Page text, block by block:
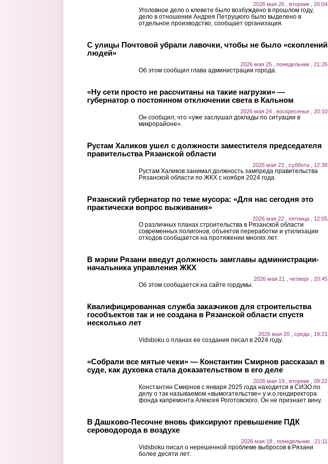
2026 мая 26 , вторник , 20:04
Уголовное дело о клевете было возбуждено в прошлом году,
дело в отношении Андрея Петруцкого было выделено в
отдельное производство, сообщает организация.
С улицы Почтовой убрали лавочки, чтобы не было «скоплений
людей»
2026 мая 25 , понедельник , 21:26
Об этом сообщил глава администрации города.
«Ну сети просто не рассчитаны на такие нагрузки» —
губернатор о постоянном отключении света в Кальном
2026 мая 24 , воскресенье , 20:10
Он сообщил, что «уже заслушал доклады по ситуации в
микрорайоне».
Рустам Халиков ушел с должности заместителя председателя
правительства Рязанской области
2026 мая 23 , суббота , 12:38
Рустам Халиков занимал должность зампреда правительства
Рязанской области по ЖКХ с ноября 2024 года.
Рязанский губернатор по теме мусора: «Для нас сегодня это
практически вопрос выживания»
2026 мая 22 , пятница , 12:05
О различных планах строительства в Рязанской области
современных полигонов, объектов переработки и утилизации
отходов сообщается на протяжении многих лет.
В мэрии Рязани введут должность замглавы администрации-
начальника управления ЖКХ
2026 мая 21 , четверг , 20:45
Об этом сообщается на сайте гордумы.
Квалифицированная служба заказчиков для строительства
гособъектов так и не создана в Рязанской области спустя
несколько лет
2026 мая 20 , среда , 19:21
Vidsboku о планах ее создания писал в 2024 году.
«Собрали все мятые чеки» — Константин Смирнов рассказал в
суде, как духовка стала доказательством в его деле
2026 мая 19 , вторник , 09:22
Константин Смирнов с января 2025 года находится в СИЗО по
делу о так называемом «вымогательстве» у и.о.гендиректора
фонда капремонта Алексея Роготовского. Он не признает вину.
В Дашково-Песочне вновь фиксируют превышение ПДК
сероводорода в воздухе
2026 мая 18 , понедельник , 21:11
Vidsboku писал о нерешенной проблеме выбросов в Рязани
более десяти лет.